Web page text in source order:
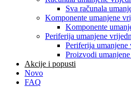
Sva računala
Komponente umanjene
Komponente
Periferija umanjene
Periferija umanjene
Proizvodi
Akcije i popusti
Novo
FAQ